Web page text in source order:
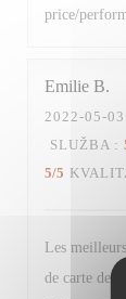
price/
Emilie B
2022-05-03
SLUŽBA :
5/5
Les
de carte des